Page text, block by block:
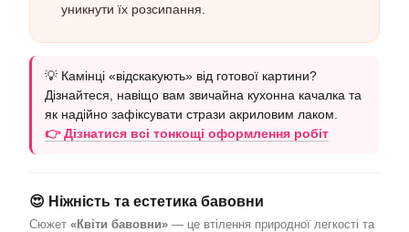
уникнути їх розсипання.
💡 Камінці «відскакують» від готової картини?
Дізнайтеся, навіщо вам звичайна кухонна качалка та
як надійно зафіксувати стрази акриловим лаком.
👉 Дізнатися всі тонкощі оформлення робіт
😍 Ніжність та естетика бавовни
Сюжет «Квіти бавовни» — це втілення природної легкості та